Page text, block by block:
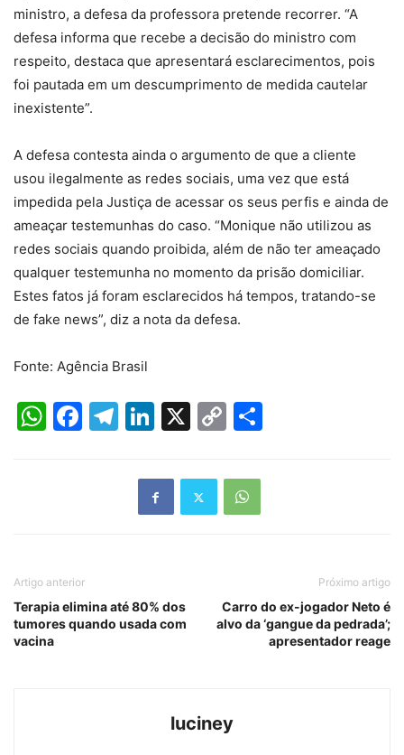
ministro, a defesa da professora pretende recorrer. “A
defesa informa que recebe a decisão do ministro com
respeito, destaca que apresentará esclarecimentos, pois
foi pautada em um descumprimento de medida cautelar
inexistente”.
A defesa contesta ainda o argumento de que a cliente
usou ilegalmente as redes sociais, uma vez que está
impedida pela Justiça de acessar os seus perfis e ainda de
ameaçar testemunhas do caso. “Monique não utilizou as
redes sociais quando proibida, além de não ter ameaçado
qualquer testemunha no momento da prisão domiciliar.
Estes fatos já foram esclarecidos há tempos, tratando-se
de fake news”, diz a nota da defesa.
Fonte: Agência Brasil
WhatsApp
Facebook
Telegram
LinkedIn
X
Copy
Artigo anterior
Terapia elimina até 80% dos
tumores quando usada com
vacina
Próximo artigo
Carro do ex-jogador Neto é
alvo da ‘gangue da pedrada’;
apresentador reage
luciney